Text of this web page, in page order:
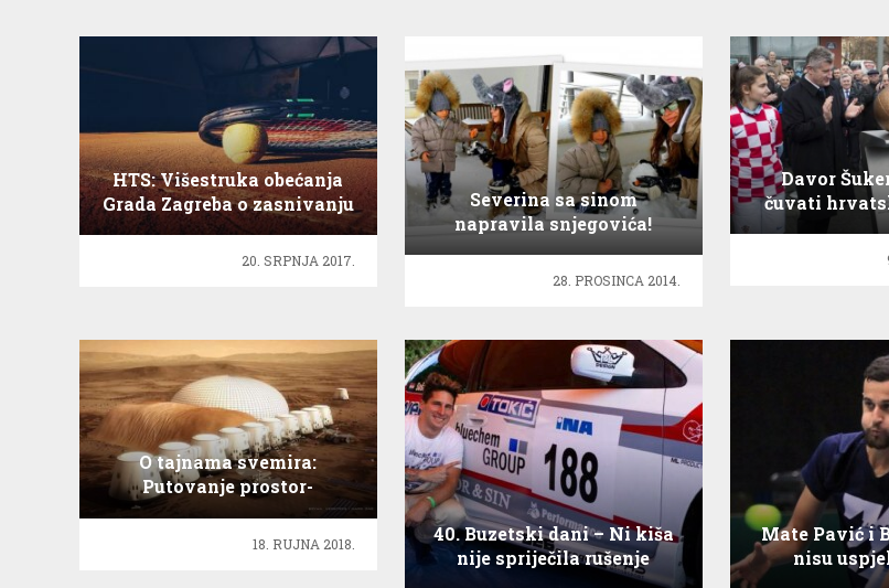
HTS: Višestruka obećanja
Grada Zagreba o zasnivanju
Teniske akademije su
iznevjerena20. SRPNJA 2017.
Severina sa sinom
napravila snjegovića!
28. PROSINCA 2014.
Davor
čuvati
O tajnama svemira:
Putovanje prostor-
vremenom
18. RUJNA 2018.
40. Buzetski dani – Ni kiša
nije spriječila rušenje
Mate Pavić i
nisu